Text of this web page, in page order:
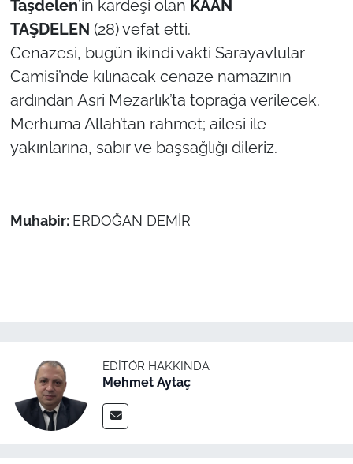
Taşdelen’in kardeşi olan KAAN
TAŞDELEN (28) vefat etti.
Cenazesi, bugün ikindi vakti Sarayavlular
Camisi’nde kılınacak cenaze namazının
ardından Asri Mezarlık’ta toprağa verilecek.
Merhuma Allah’tan rahmet; ailesi ile
yakınlarına, sabır ve başsağlığı dileriz.
Muhabir: ERDOĞAN DEMİR
EDITÖR HAKKINDA
Mehmet Aytaç
Dış Haberler
Magazin
İş Dünyası
Bilim Teknoloji
Gündem-Eğitim